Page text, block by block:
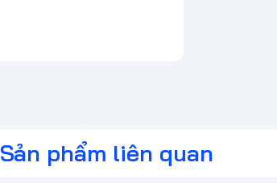
Sản phẩm liên quan